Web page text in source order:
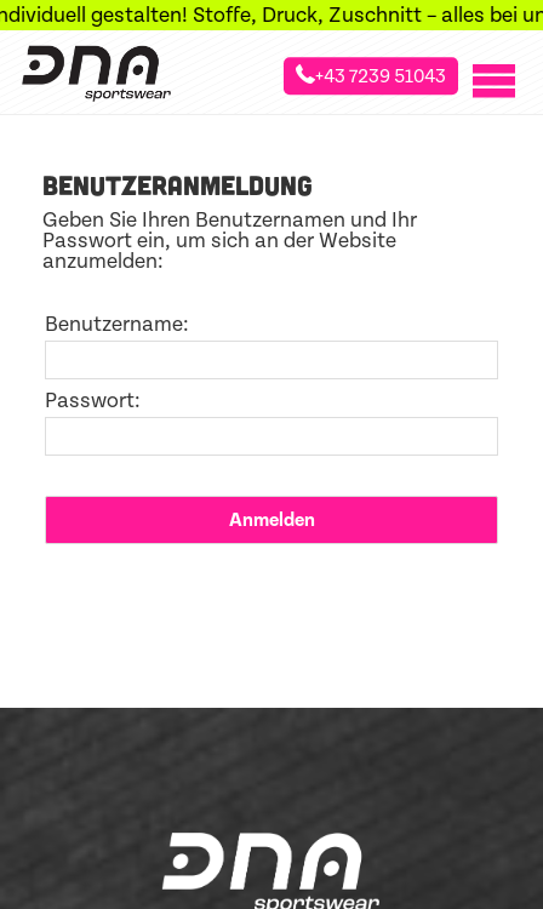
gestalten! Stoffe, Druck, Zuschnitt – alles bei
+43 7239 51043
»
BENUTZERANMELDUNG
Geben Sie Ihren Benutzernamen und Ihr
Passwort ein, um sich an der Website
anzumelden:
Benutzername:
Passwort: